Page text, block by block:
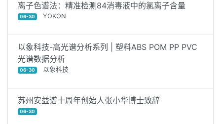
离子色谱法：精准检测84消毒液中的氯离子含量
06-30 YOKON
以象科技-高光谱分析系列 | 塑料ABS POM PP PVC
光谱数据分析
06-30 以象科技
苏州安益谱十周年创始人张小华博士致辞
06-30